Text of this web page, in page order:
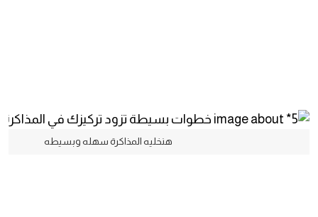
هنخليه المذاكرة سهله وبسيطه